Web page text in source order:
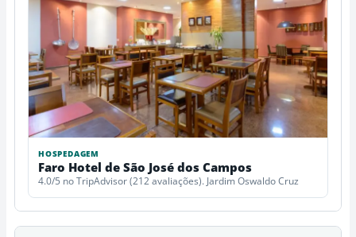
HOSPEDAGEM
Faro Hotel de São José dos Campos
4.0/5 no TripAdvisor (212 avaliações). Jardim Oswaldo Cruz